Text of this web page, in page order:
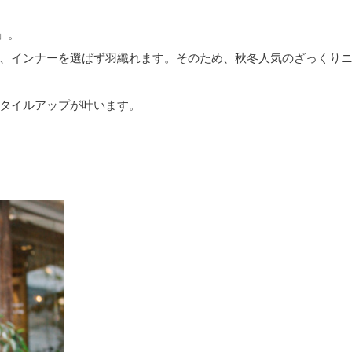
インナーを選ばず羽織れます。そのため、秋冬人気のざっくりニ
イルアップが叶います。